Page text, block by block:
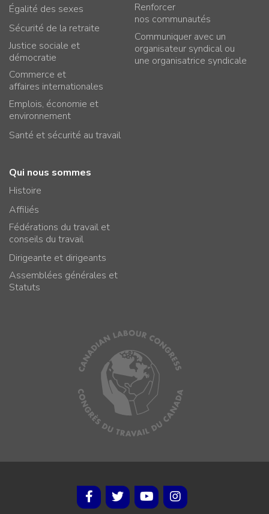
Égalité des sexes
Sécurité de la retraite
Justice sociale et
démocratie
Commerce et
affaires internationales
Emplois, économie et
environnement
Santé et sécurité au travail
Renforcer
nos communautés
Communiquer avec un
organisateur syndical ou
une organisatrice syndicale
Qui nous sommes
Histoire
Affiliés
Fédérations du travail et
conseils du travail
Dirigeante et dirigeants
Assemblées générales et
Statuts